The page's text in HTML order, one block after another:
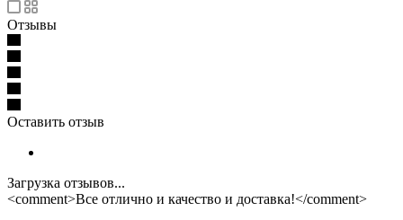
Отзывы
Оставить отзыв
Загрузка отзывов...
<comment>Все отлично и качество и доставка!</comment>